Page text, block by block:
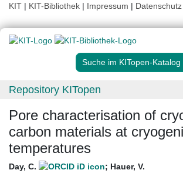
KIT | KIT-Bibliothek | Impressum | Datenschutz
Suche im KITopen-Katalog
Repository KITopen
Pore characterisation of
carbon materials at
temperatures
Day, C. ; Hauer, V.